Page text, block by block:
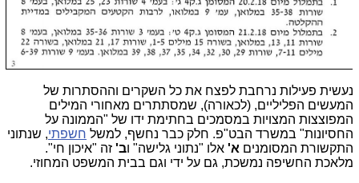
נעשית פעילות נרחבת לפצח את כל השקרים וההסתרות של
המעשים הפליליים, (לכאורה), שמסתתרים מאחורי המילים
המפוצצות המצויות במסמכים בחתימת ידו של "הממונה על
החסיונות" במשרד הבט"פ. חלק כבר נחשף, למשלחשפתי, שנתוני
התקשורת המסומניםא'אלו "נתוני גלישה" ו ב'זה "איכון חי".
מלאכת החשיפה נמשכת, גם על ידי וגם בבית המשפט המחוזי.